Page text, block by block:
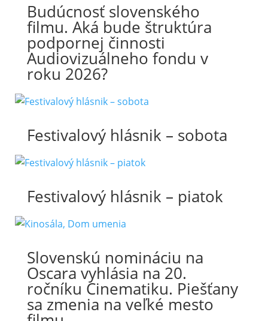
Budúcnosť slovenského
filmu. Aká bude štruktúra
podpornej činnosti
Audiovizuálneho fondu v
roku 2026?
Festivalový hlásnik – sobota
Festivalový hlásnik – piatok
Slovenskú nomináciu na
Oscara vyhlásia na 20.
ročníku Cinematiku. Piešťany
sa zmenia na veľké mesto